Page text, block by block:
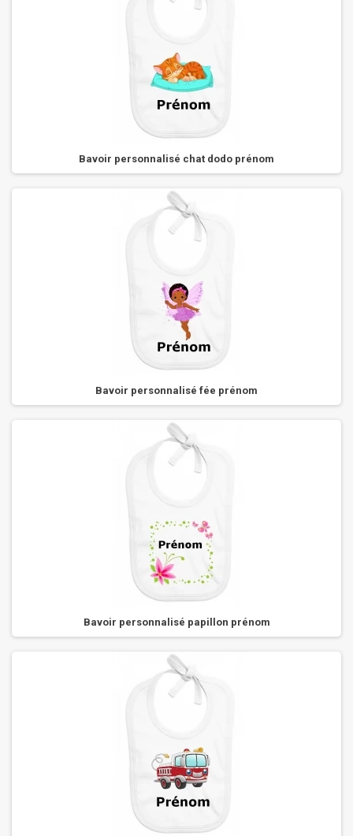
Bavoir personnalisé chat dodo prénom
Bavoir personnalisé fée prénom
Bavoir personnalisé papillon prénom